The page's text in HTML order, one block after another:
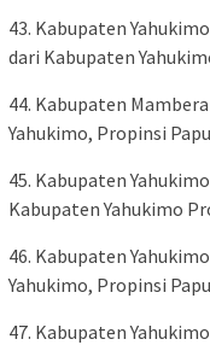
43. Kabupaten
dari Kabupaten
44. Kabupaten
Yahukimo, Propinsi
45. Kabupaten
Kabupaten Yahukimo
46. Kabupaten
Yahukimo, Propinsi
47. Kabupaten